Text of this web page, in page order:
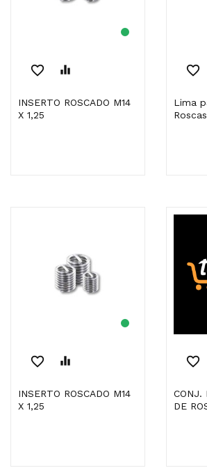
favorite_border equalizer
INSERTO ROSCADO M14
X 1,25
favorite_border
Lima para Reparar
favorite_border equalizer
INSERTO ROSCADO M14
X 1,25
favorite_border
CONJ. DE REPARAÇÃO
DE